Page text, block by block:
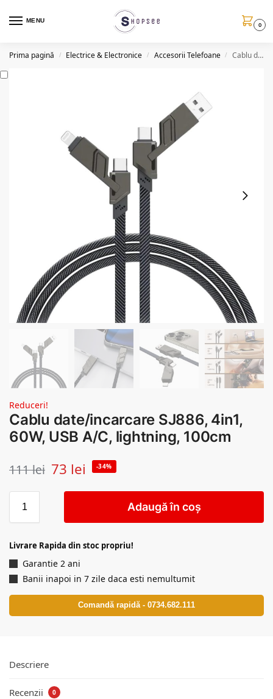
MENU
0
Prima pagină / Electrice & Electronice / Accesorii Telefoane / Cablu date/incarcare SJ886, 4in1, 60W, USB A/C, lightning, 100cm
Reduceri!
Cablu date/incarcare SJ886, 4in1,
60W, USB A/C, lightning, 100cm
111lei 73 lei -34%
Adaugă în coș
Livrare Rapida din stoc propriu!
Garantie 2 ani
Banii inapoi in 7 zile daca esti nemultumit
Comandă rapidă - 0734.682.111
Descriere
Recenzii 0